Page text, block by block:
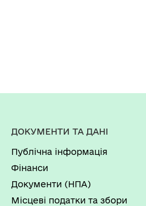
ДОКУМЕНТИ ТА ДАНІ
Публічна інформація
Фінанси
Документи (НПА)
Місцеві податки та збори